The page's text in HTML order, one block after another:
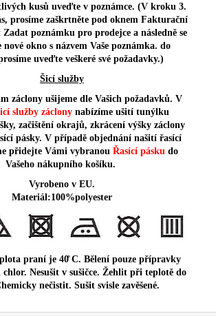
kusů uveďte v poznámce. (V kroku 3.
prosíme zaškrtněte pod oknem Fakturační
Zadat poznámku pro prodejce a následně se
nové okno s názvem Vaše poznámka. do
uveďte veškeré své požadavky.)
Šicí služby
záclony ušijeme dle Vašich požadavků. V
služby záclony nabízíme ušití tunýlku
začištění okrajů, zkrácení výšky záclony
pásky. V případě objednání našití řasící
přidejte Vámi vybranou Řasící pásku do
Vašeho nákupního košíku.
Vyrobeno v EU.
Materiál:100%polyester
praní je 40̊ C. Bělení pouze přípravky
Nesušit v sušičce. Žehlit při teplotě do
nečistit. Sušit svisle zavěšené.